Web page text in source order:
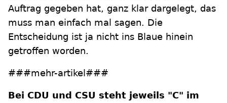
Auftrag gegeben hat, ganz klar dargelegt, das
muss man einfach mal sagen. Die
Entscheidung ist ja nicht ins Blaue hinein
getroffen worden.
###mehr-artikel###
Bei CDU und CSU steht jeweils "C" im